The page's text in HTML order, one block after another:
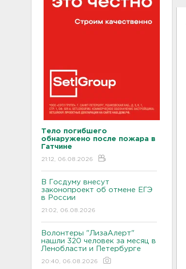
Тело погибшего
обнаружено после пожара в
Гатчине
21:12, 06.08.2026
В Госдуму внесут
законопроект об отмене ЕГЭ
в России
21:02, 06.08.2026
Волонтеры "ЛизаАлерт"
нашли 320 человек за месяц в
Ленобласти и Петербурге
20:40, 06.08.2026